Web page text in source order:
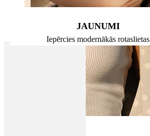
JAUNUMI
Iepērcies modernākās rotaslietas